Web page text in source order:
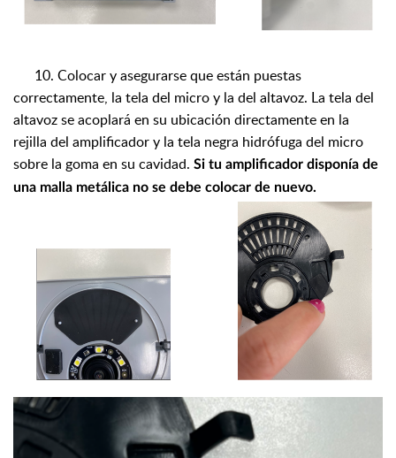
10. Colocary asegurarse que están puestas
correctamente, la tela del micro y la del altavoz. La tela del
altavoz se acoplará en su ubicación directamente en la
rejilla del amplificador y la tela negra hidrófuga del micro
sobre la goma en su cavidad. Si tu amplificador disponía de
una malla metálica no se debe colocar de nuevo.